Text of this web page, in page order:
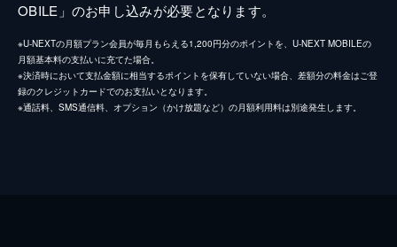
OBILE」のお申し込みが必要となります。
※U-NEXTの月額プラン会員が毎月もらえる1,200円分のポイントを、U-NEXT MOBILEの
月額基本料の支払いに充てた場合。
※決済時において支払金額に相当するポイントを保有していない場合、差額分の料金はご登
録のクレジットカードでのお支払いとなります。
※通話料、SMS通信料、オプション（かけ放題など）の月額利用料は別途発生します。